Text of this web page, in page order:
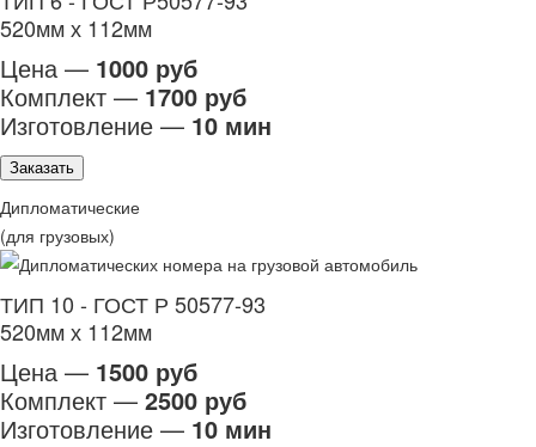
520мм х 112мм
Цена — 1000 руб
Комплект — 1700 руб
Изготовление — 10 мин
Заказать
Дипломатические
(для грузовых)
ТИП 10 - ГОСТ Р 50577-93
520мм х 112мм
Цена — 1500 руб
Комплект — 2500 руб
Изготовление — 10 мин